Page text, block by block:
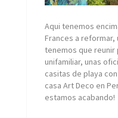
Aqui tenemos
Frances a
tenemos que reunir
unifamiliar, unas
casitas de playa
casa Art Deco en
estamos acabando!